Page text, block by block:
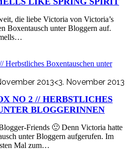
die liebe Victoria von Victoria’s
Boxentausch unter Bloggern auf.
2013<3. November 2013
NO 2 // HERBSTLICHES
BLOGGERINNEN
Friends 🙂 Denn Victoria hatte
unter Bloggern aufgerufen. Im
Mal zum…